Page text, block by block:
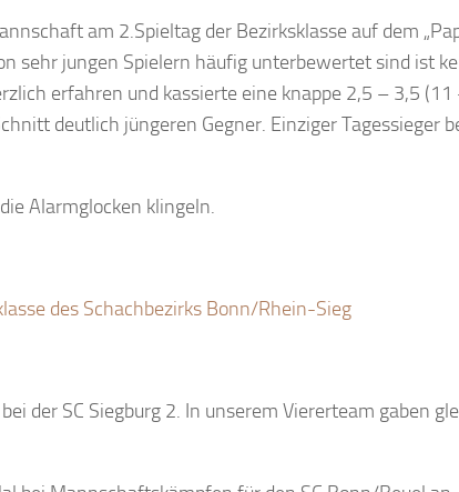
am 2.Spieltag der Bezirksklasse auf dem
sehr jungen Spielern häufig unterbewertet sind ist
erfahren und kassierte eine knappe 2,5 – 3,5 (11
deutlich jüngeren Gegner. Einziger Tagessieger
Alarmglocken klingeln.
des Schachbezirks Bonn/Rhein-Sieg
der SC Siegburg 2. In unserem Viererteam gaben